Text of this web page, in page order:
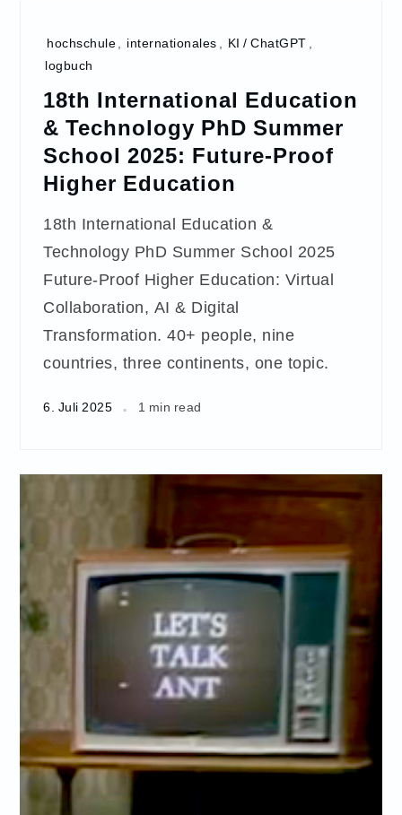
hochschule internationales KI / ChatGPT
logbuch
18th International Education
& Technology PhD Summer
School 2025: Future-Proof
Higher Education
18th International Education &
Technology PhD Summer School 2025
Future-Proof Higher Education: Virtual
Collaboration, AI & Digital
Transformation. 40+ people, nine
countries, three continents, one topic.
6. Juli 2025 1 min read